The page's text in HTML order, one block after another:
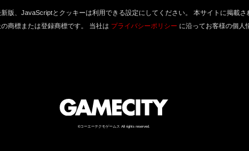
版、JavaScriptとクッキーは利用できる設定にしてください。 本サイトに掲載
商標または登録商標です。 当社は プライバシーポリシー に沿ってお客様の個人
©コーエーテクモゲームス All rights reserved.